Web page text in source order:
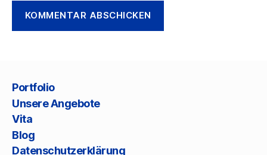
Portfolio
Unsere Angebote
Vita
Blog
Datenschutzerklärung